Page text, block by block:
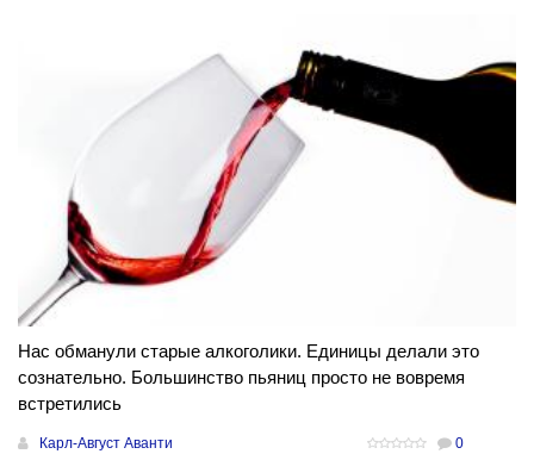
Нас обманули старые алкоголики. Единицы делали это
сознательно. Большинство пьяниц просто не вовремя
встретились
Карл-Август Аванти 0